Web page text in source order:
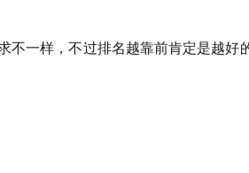
一样，不过排名越靠前肯定是越好